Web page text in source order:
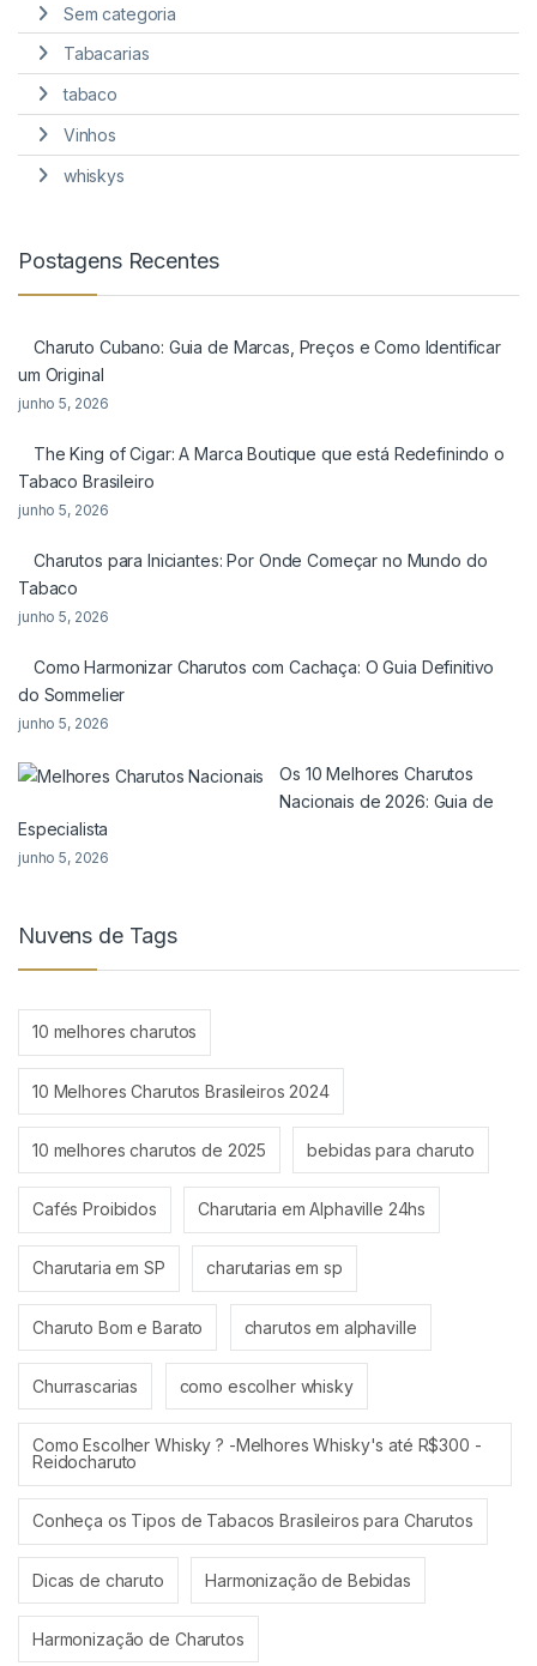
Sem categoria
Tabacarias
tabaco
Vinhos
whiskys
Postagens Recentes
Charuto Cubano: Guia de Marcas, Preços e Como Identificar
um Original
junho 5, 2026
The King of Cigar: A Marca Boutique que está Redefinindo o
Tabaco Brasileiro
junho 5, 2026
Charutos para Iniciantes: Por Onde Começar no Mundo do
Tabaco
junho 5, 2026
Como Harmonizar Charutos com Cachaça: O Guia Definitivo
do Sommelier
junho 5, 2026
Os 10 Melhores Charutos
Nacionais de 2026: Guia de
Especialista
junho 5, 2026
Nuvens de Tags
10 melhores charutos
10 Melhores Charutos Brasileiros 2024
10 melhores charutos de 2025 bebidas para charuto
Cafés Proibidos Charutaria em Alphaville 24hs
Charutaria em SP charutarias em sp
Charuto Bom e Barato charutos em alphaville
Churrascarias como escolher whisky
Como Escolher Whisky ? -Melhores Whisky's até R$300 -
Reidocharuto
Conheça os Tipos de Tabacos Brasileiros para Charutos
Dicas de charuto Harmonização de Bebidas
Harmonização de Charutos